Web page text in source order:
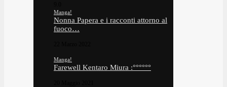
Manga!
Nonna Papera e i racconti attorno al
fuoco…
Manga!
Farewell Kentaro Miura :°°°°°°